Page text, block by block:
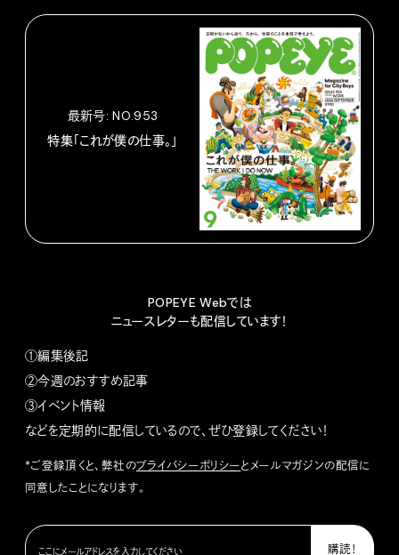
最新号: NO.953
特集「これが僕の仕事。」
POPEYE Webでは
ニュースレターも配信しています！
①編集後記
②今週のおすすめ記事
③イベント情報
などを定期的に配信しているので、ぜひ登録してください！
*ご登録頂くと、弊社のプライバシーポリシーとメールマガジンの配信に
同意したことになります。